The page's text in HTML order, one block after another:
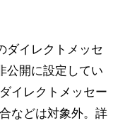
ダイレクトメッセ
公開に設定してい
イレクトメッセー
などは対象外。詳